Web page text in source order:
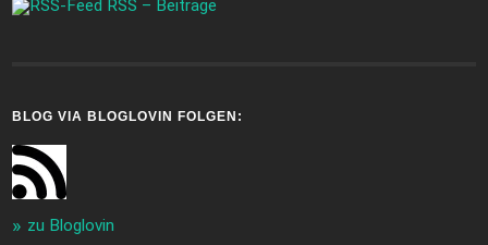
RSS – Beiträge
BLOG VIA BLOGLOVIN FOLGEN:
zu Bloglovin